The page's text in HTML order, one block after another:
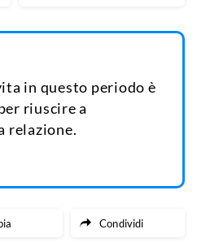
in questo periodo è
riuscire a
relazione.
Condividi